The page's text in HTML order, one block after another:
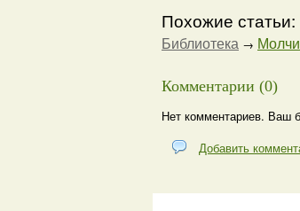
Похожие статьи:
Библиотека →
Комментарии (0)
Нет комментариев. Ваш
Добавить